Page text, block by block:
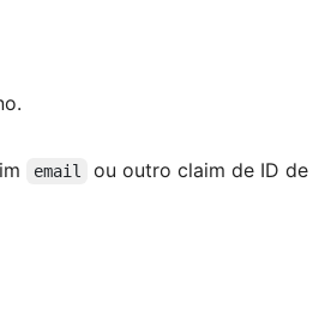
email
ou outro claim de ID de